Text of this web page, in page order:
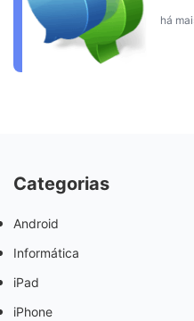
há
Categorias
Android
Informática
iPad
iPhone